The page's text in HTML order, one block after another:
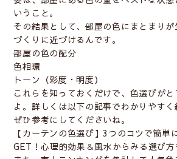
いうこと。
その結果として、部屋の色にまとまり
づくりに近づけるんです。
部屋の色の配分
色相環
トーン（彩度・明度）
これらを知っておくだけで、色選びが
よ。詳しくは以下の記事でわかりやすく
ぜひ参考にしてくださいね。
【カーテンの色選び】3つのコツで簡単
GET！心理的効果＆風水からみる選び